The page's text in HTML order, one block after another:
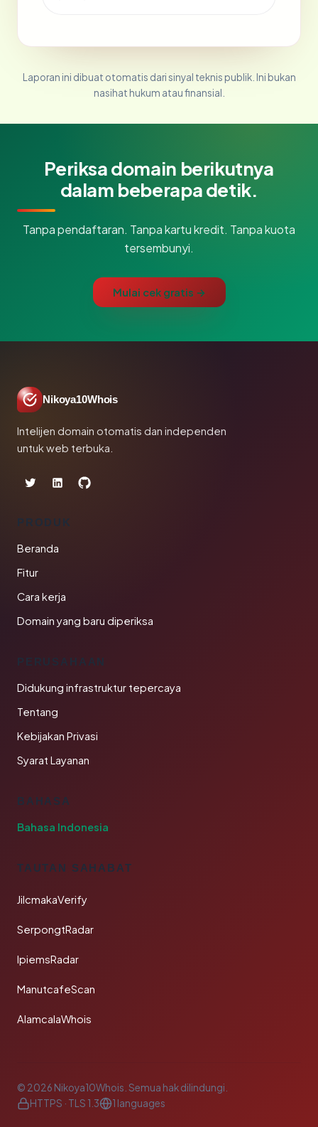
Laporan ini dibuat otomatis dari sinyal teknis publik. Ini bukan
nasihat hukum atau finansial.
Periksa domain berikutnya
dalam beberapa detik.
Tanpa pendaftaran. Tanpa kartu kredit. Tanpa kuota
tersembunyi.
Mulai cek gratis →
Nikoya10Whois
Intelijen domain otomatis dan independen
untuk web terbuka.
PRODUK
Beranda
Fitur
Cara kerja
Domain yang baru diperiksa
PERUSAHAAN
Didukung infrastruktur tepercaya
Tentang
Kebijakan Privasi
Syarat Layanan
BAHASA
Bahasa Indonesia
TAUTAN SAHABAT
JilcmakaVerify
SerpongtRadar
IpiemsRadar
ManutcafeScan
AlamcalaWhois
© 2026 Nikoya10Whois. Semua hak dilindungi.
HTTPS · TLS 1.3
1 languages